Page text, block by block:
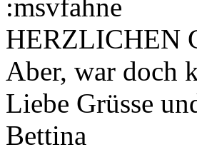
:msvfahne
HERZLICHEN
Aber, war doch
Liebe Grüsse
Bettina